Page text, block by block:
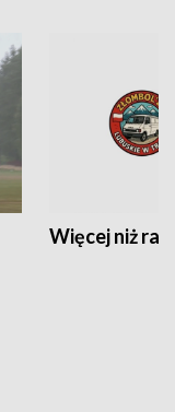
Więcej niż rajd